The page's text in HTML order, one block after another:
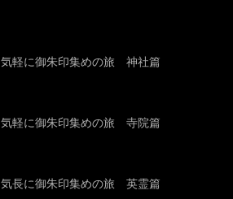
気軽に御朱印集めの旅 神社篇
気軽に御朱印集めの旅 寺院篇
気長に御朱印集めの旅 英霊篇